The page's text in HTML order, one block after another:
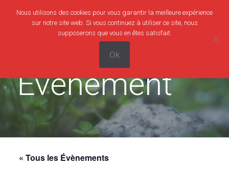
0
0,00€
Evènement
« Tous les Évènements
Nous utilisons des cookies pour vous garantir la meilleure expérience
sur notre site web. Si vous continuez à utiliser ce site, nous
supposerons que vous en êtes satisfait.
Ok